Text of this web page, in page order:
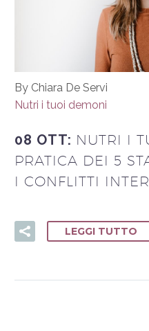
By Chiara De Servi
Nutri i tuoi demoni
08 OTT: NUTRI I
PRATICA DEI 5
I CONFLITTI
LEGGI TUTTO